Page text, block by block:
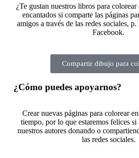
¿Te gustan nuestros libros para
encantados si comparte las páginas
amigos a través de las redes sociales,
Facebook.
Compartir dibujo para
¿Cómo puedes apoyarnos?
Crear nuevas páginas para colorear
tiempo, por lo que estaremos felices
nuestros autores donando o
las redes sociales.